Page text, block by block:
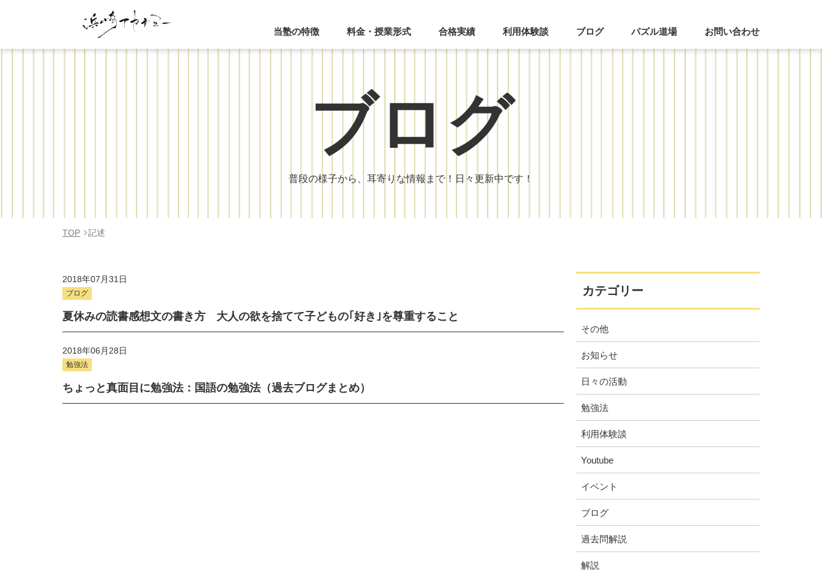
当塾の特徴 料金・授業形式 合格実績 利用体験談 ブログ パズル道場 お問い合わせ
ブログ
普段の様子から、耳寄りな情報まで！日々更新中です！
TOP 記述
2018年07月31日
ブログ
夏休みの読書感想文の書き方 大人の欲を捨てて子どもの｢好き｣を尊重すること
2018年06月28日
勉強法
ちょっと真面目に勉強法：国語の勉強法（過去ブログまとめ）
カテゴリー
その他
お知らせ
日々の活動
勉強法
利用体験談
Youtube
イベント
ブログ
過去問解説
解説